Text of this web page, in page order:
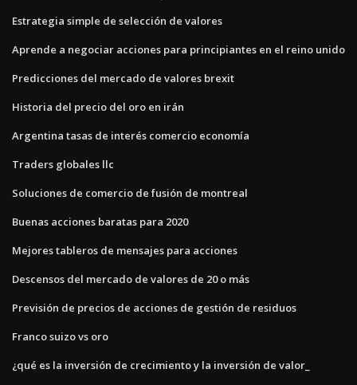
Estrategia simple de selección de valores
Aprende a negociar acciones para principiantes en el reino unido
Predicciones del mercado de valores brexit
Historia del precio del oro en irán
Argentina tasas de interés comercio economía
Traders globales llc
Soluciones de comercio de fusión de montreal
Buenas acciones baratas para 2020
Mejores tableros de mensajes para acciones
Descensos del mercado de valores de 20 o más
Previsión de precios de acciones de gestión de residuos
Franco suizo vs oro
¿qué es la inversión de crecimiento y la inversión de valor_